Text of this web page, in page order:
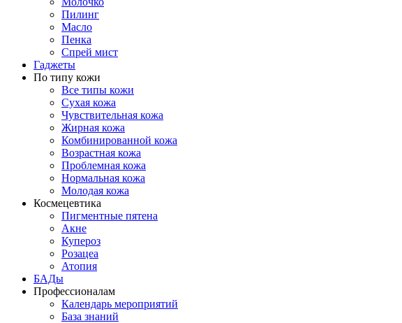
Пилинг
Масло
Пенка
Спрей мист
Гаджеты
По типу кожи
Все типы кожи
Сухая кожа
Чувствительная кожа
Жирная кожа
Комбинированной кожа
Возрастная кожа
Проблемная кожа
Нормальная кожа
Молодая кожа
Космецевтика
Пигментные пятена
Акне
Купероз
Розацеа
Атопия
БАДы
Профессионалам
Календарь мероприятий
База знаний